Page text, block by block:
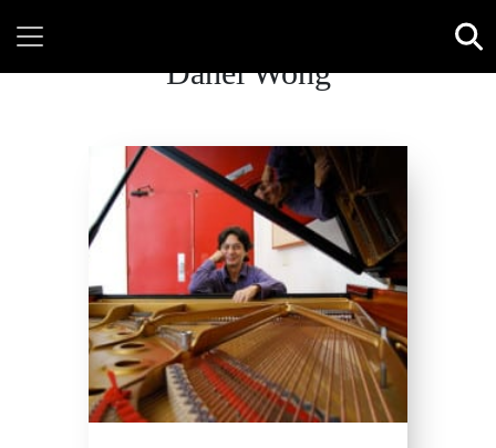
Danel Wong